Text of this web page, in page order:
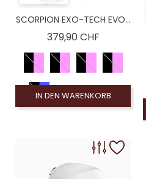
SCORPION EXO-TECH EVO...
379,90 CHFPreis
IN DEN WARENKORB